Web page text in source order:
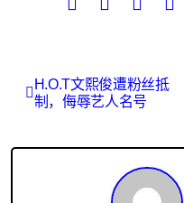
文
导
H.O.T文熙俊遭粉丝抵
制，侮辱艺人名号